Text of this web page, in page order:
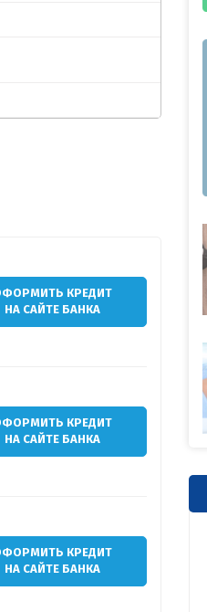
КРЕДИТ
НА САЙТЕ БАНКА
КРЕДИТ
НА САЙТЕ БАНКА
КРЕДИТ
НА САЙТЕ БАНКА